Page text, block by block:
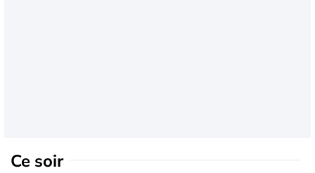
Ce soir